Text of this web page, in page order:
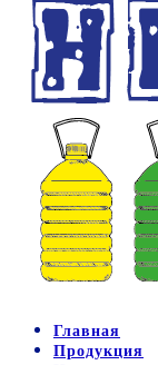
Главная
Продукция